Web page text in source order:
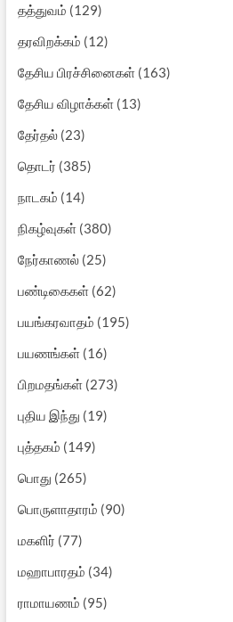
தத்துவம் (129)
தரவிறக்கம் (12)
தேசிய பிரச்சினைகள்(163)
தேசிய விழாக்கள்(13)
தேர்தல்(23)
தொடர் (385)
நாடகம் (14)
நிகழ்வுகள்(380)
நேர்காணல்(25)
பண்டிகைகள்(62)
பயங்கரவாதம் (195)
பயணங்கள்(16)
பிறமதங்கள்(273)
புதிய இந்து (19)
புத்தகம் (149)
பொது (265)
பொருளாதாரம் (90)
மகளிர் (77)
மஹாபாரதம் (34)
ராமாயணம் (95)